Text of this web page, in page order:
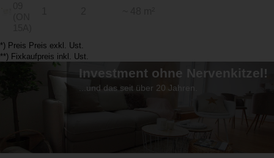
*) Preis Preis exkl. Ust.
**) Fixkaufpreis inkl. Ust.
Investment ohne Nervenkitzel!
...und das seit über 20 Jahren.